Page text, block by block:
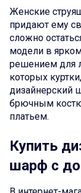
Женские
придают ему
сложно
модели в
решением для
которых
дизайнерский
брючным
платьем.
Купить
шарф с